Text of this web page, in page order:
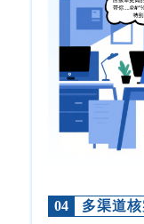
04 多渠道